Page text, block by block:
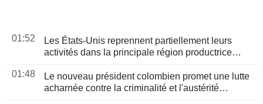
01:52
Les États-Unis reprennent partiellement leurs
activités dans la principale région productrice
01:48
Le nouveau président colombien promet une lutte
acharnée contre la criminalité et l'austérité